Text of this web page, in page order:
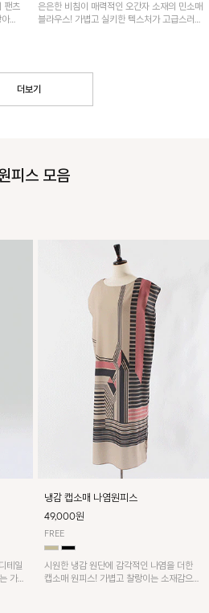
팬츠
리
은은한 비침이 매력적인 오간자 소재의 민소매
블라우스! 가볍고 실키한 텍스처가 고급스러운
더보기
피스 모음
테일
가디
냉감 캡소매 나염원피스
49,000원
FREE
시원한 냉감 원단에 감각적인 나염을 더한
캡소매 원피스! 가볍고 찰랑이는 소재감으로